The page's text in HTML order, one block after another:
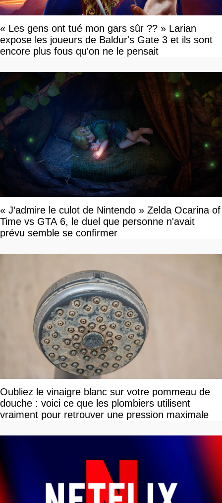
« Les gens ont tué mon gars sûr ?? » Larian
expose les joueurs de Baldur's Gate 3 et ils sont
encore plus fous qu'on ne le pensait
« J’admire le culot de Nintendo » Zelda Ocarina of
Time vs GTA 6, le duel que personne n'avait
prévu semble se confirmer
Oubliez le vinaigre blanc sur votre pommeau de
douche : voici ce que les plombiers utilisent
vraiment pour retrouver une pression maximale